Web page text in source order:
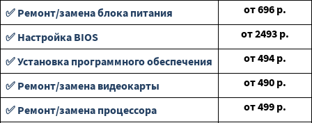
✅ Ремонт/замена блока питания
от696 р.
✅ Настройка BIOS
от2493 р.
✅ Установка программного обеспечения
от494 р.
✅ Ремонт/замена видеокарты
от490 р.
✅ Ремонт/замена процессора
от499 р.